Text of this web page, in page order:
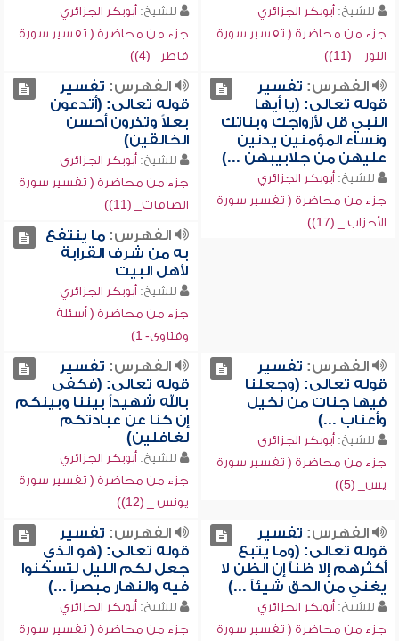
للشيخ: أبوبكر الجزائري
جزء من محاضرة ( تفسير سورة
النور _ (11))
للشيخ: أبوبكر الجزائري
جزء من محاضرة ( تفسير سورة
فاطر_ (4))
الفهرس: تفسير
قوله تعالى: (يا أيها
النبي قل لأزواجك وبناتك
ونساء المؤمنين يدنين
عليهن من جلابيبهن ...)
للشيخ: أبوبكر الجزائري
جزء من محاضرة ( تفسير سورة
الأحزاب _ (17))
الفهرس: تفسير
قوله تعالى: (أتدعون
بعلاً وتذرون أحسن
الخالقين)
للشيخ: أبوبكر الجزائري
جزء من محاضرة ( تفسير سورة
الصافات_ (11))
الفهرس:ما ينتفع
به من شرف القرابة
لأهل البيت
للشيخ: أبوبكر الجزائري
جزء من محاضرة ( أسئلة
وفتاوى- 1)
الفهرس: تفسير
قوله تعالى: (وجعلنا
فيها جنات من نخيل
وأعناب ...)
للشيخ: أبوبكر الجزائري
جزء من محاضرة ( تفسير سورة
يس_ (5))
الفهرس: تفسير
قوله تعالى: (فكفى
بالله شهيداً بيننا وبينكم
إن كنا عن عبادتكم
لغافلين)
للشيخ: أبوبكر الجزائري
جزء من محاضرة ( تفسير سورة
يونس _ (12))
الفهرس: تفسير
قوله تعالى: (وما يتبع
أكثرهم إلا ظناً إن الظن لا
يغني من الحق شيئاً ...)
للشيخ: أبوبكر الجزائري
جزء من محاضرة ( تفسير سورة
الفهرس: تفسير
قوله تعالى: (هو الذي
جعل لكم الليل لتسكنوا
فيه والنهار مبصراً ...)
للشيخ: أبوبكر الجزائري
جزء من محاضرة ( تفسير سورة